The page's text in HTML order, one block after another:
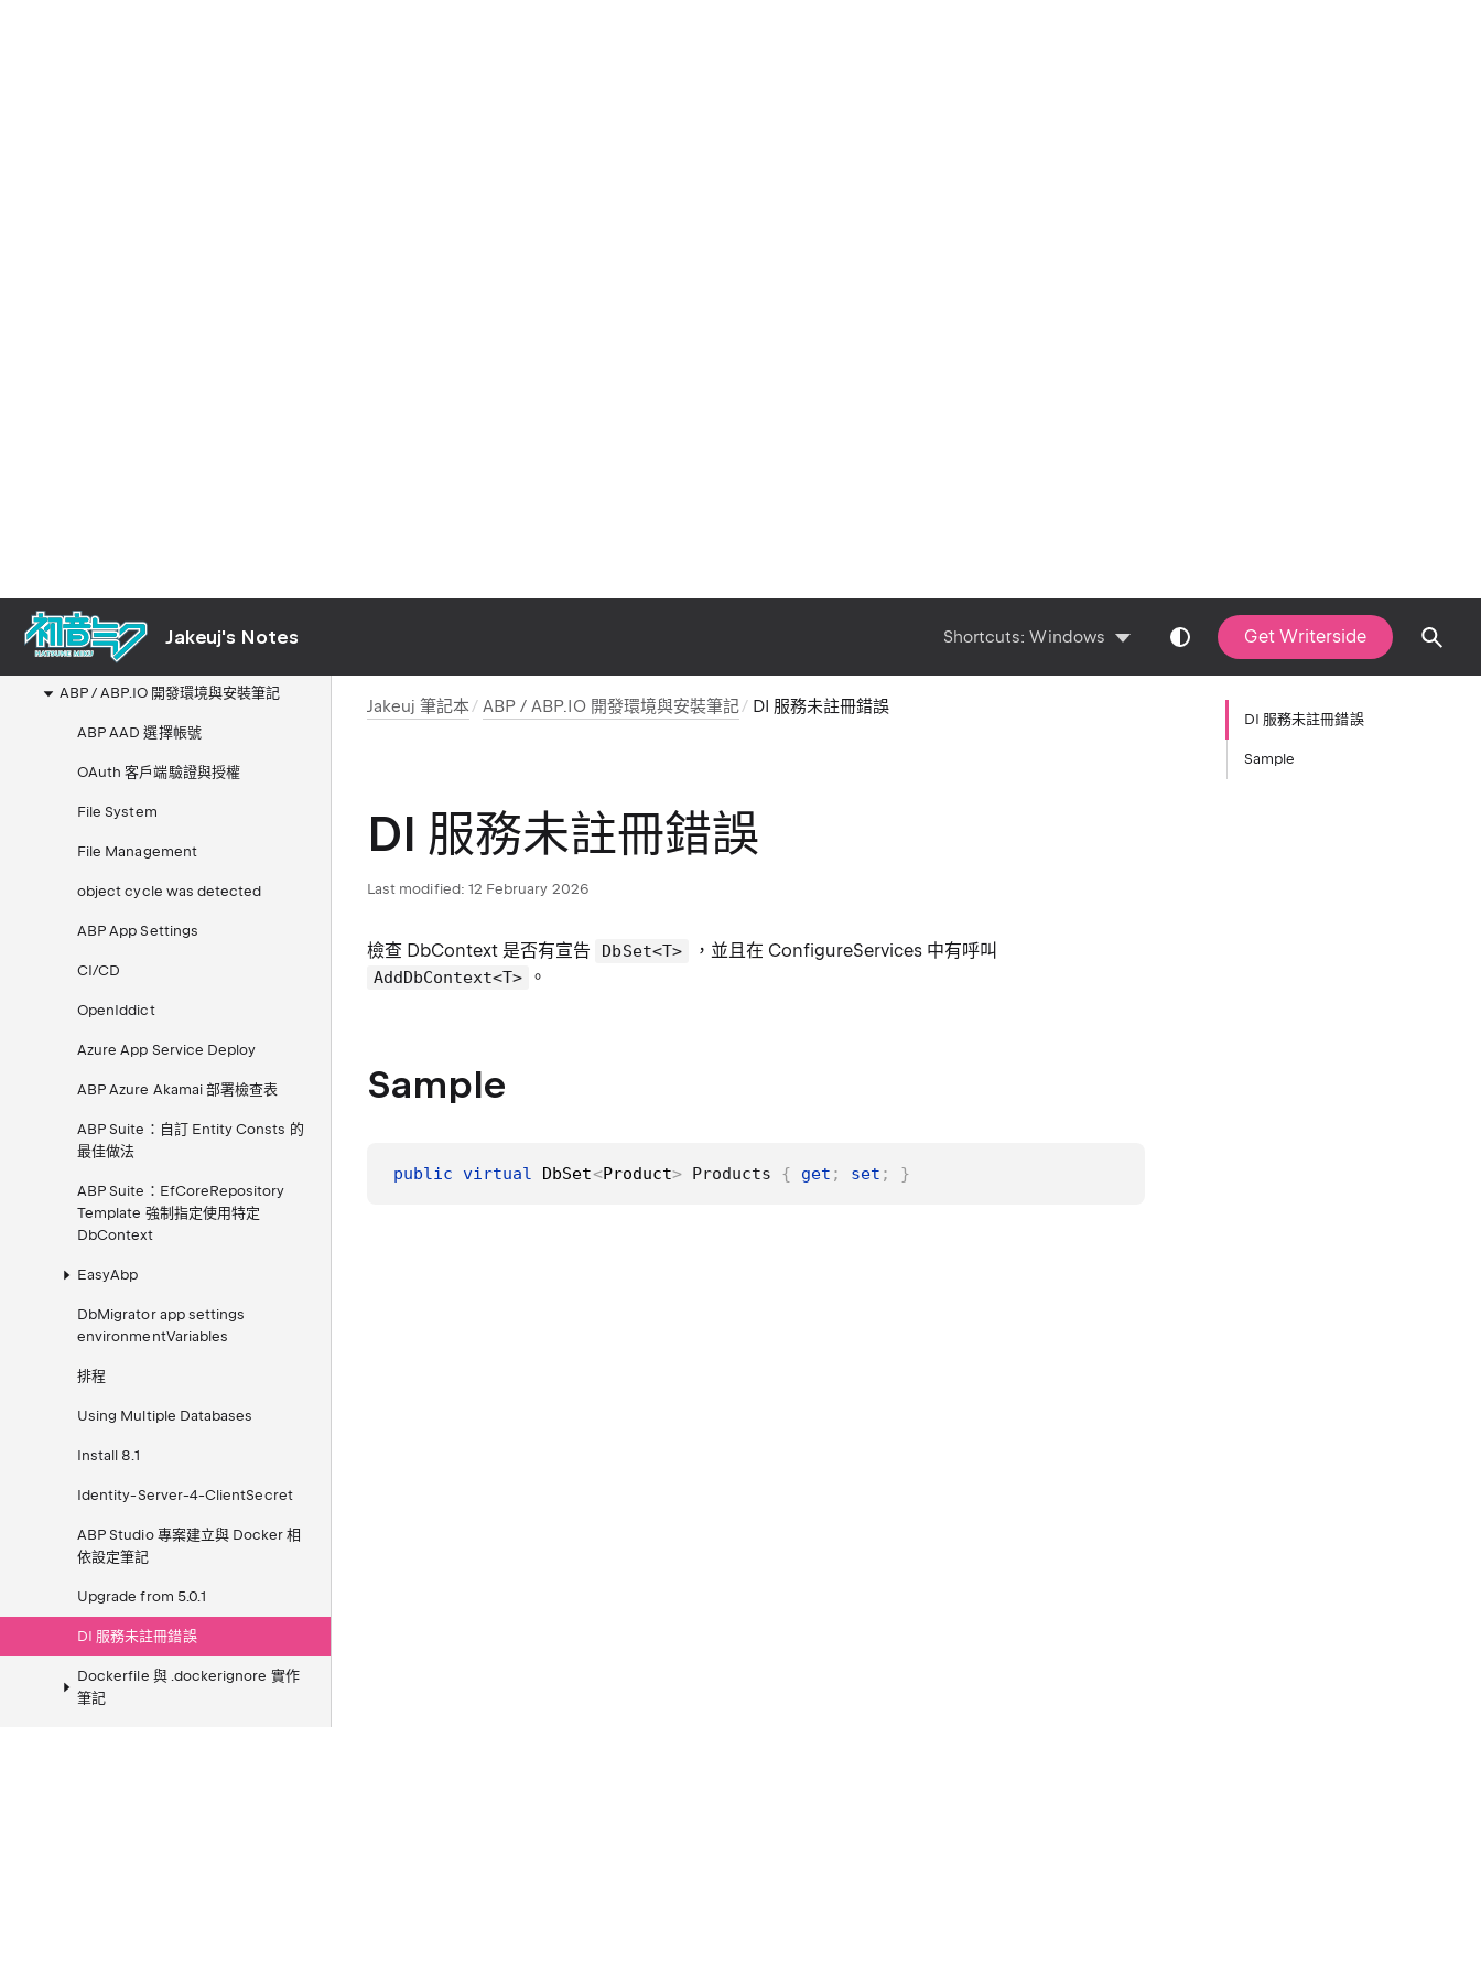
Jakeuj's Notes Shortcuts:Windows Get Writerside
Flutter
SQL
ABP / ABP.IO 開發環境與安裝筆記
ABP AAD 選擇帳號
OAuth 客戶端驗證與授權
File System
File Management
object cycle was detected
ABP App Settings
CI/CD
OpenIddict
Azure App Service Deploy
ABP Azure Akamai 部署檢查表
ABP Suite：自訂 Entity Consts 的
最佳做法
ABP Suite：EfCoreRepository
Template 強制指定使用特定
DbContext
EasyAbp
DbMigrator app settings
environmentVariables
排程
Using Multiple Databases
Install 8.1
Identity-Server-4-ClientSecret
ABP Studio 專案建立與 Docker 相
依設定筆記
Upgrade from 5.0.1
DI 服務未註冊錯誤
Dockerfile 與 .dockerignore 實作
筆記
Jakeuj 筆記本 ABP / ABP.IO 開發環境與安裝筆記 DI 服務未註冊錯誤
DI 服務未註冊錯誤
Last modified: 12 February 2026
檢查 DbContext 是否有宣告 DbSet<T> ，並且在 ConfigureServices 中有呼叫
AddDbContext<T> 。
Sample
public virtual DbSet<Product> Products { get ; set ; }
DI 服務未註冊錯誤
Sample